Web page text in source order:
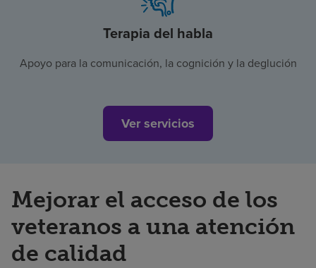
Terapia del habla
Apoyo para la comunicación, la cognición y la deglución
Ver servicios
Mejorar el acceso de los
veteranos a una atención
de calidad